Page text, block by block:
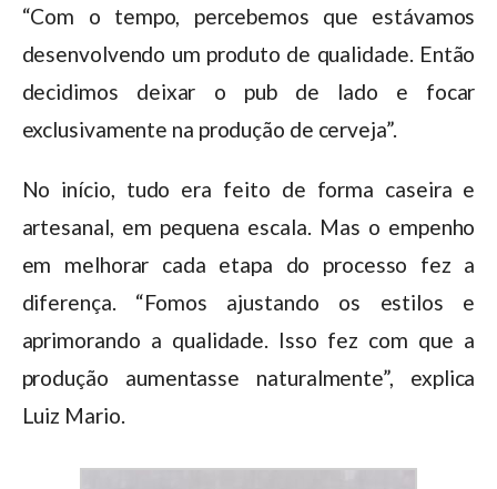
“Com o tempo, percebemos que estávamos
desenvolvendo um produto de qualidade. Então
decidimos deixar o pub de lado e focar
exclusivamente na produção de cerveja”.
No início, tudo era feito de forma caseira e
artesanal, em pequena escala. Mas o empenho
em melhorar cada etapa do processo fez a
diferença. “Fomos ajustando os estilos e
aprimorando a qualidade. Isso fez com que a
produção aumentasse naturalmente”, explica
Luiz Mario.